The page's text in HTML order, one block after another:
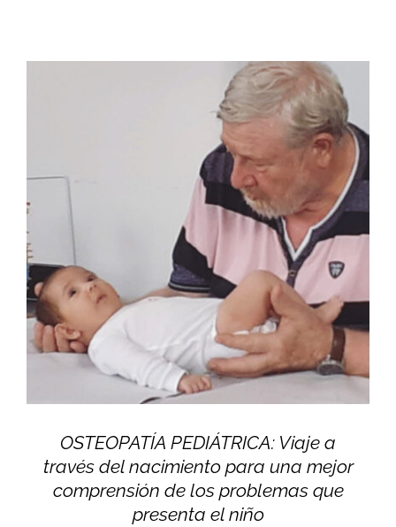
OSTEOPATÍA PEDIÁTRICA: Viaje a
través del nacimiento para una mejor
comprensión de los problemas que
presenta el niño